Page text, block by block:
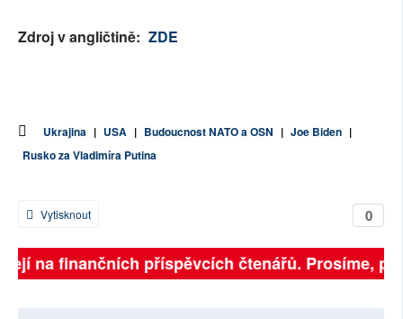
Zdroj v angličtině: ZDE
Ukrajina | USA | Budoucnost NATO a OSN | Joe Biden |
Rusko za Vladimíra Putina
0
Vytisknout
na finančních příspěvcích čtenářů. Prosíme,